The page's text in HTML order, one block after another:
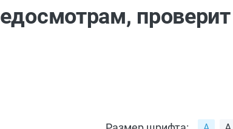
проверит